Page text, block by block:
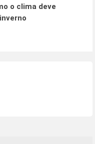
o clima deve